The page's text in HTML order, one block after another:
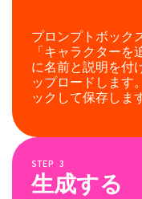
プロンプトボック
「キャラクター
に名前と説明を付
ップロードします
ックして保存しま
STEP 3
生成する